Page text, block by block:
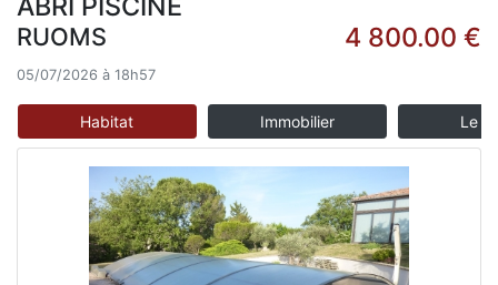
RUOMS
05/07/2026 à 18h57
4 800.00 €
Habitat Immobilier Le